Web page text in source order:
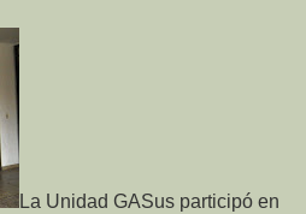
La Unidad GASus participó en